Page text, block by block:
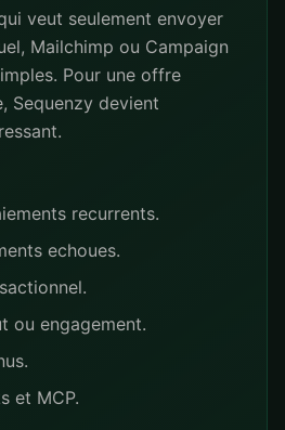
veut seulement envoyer
Mailchimp ou Campaign
Pour une offre
Sequenzy devient
recurrents.
echoues.
ou engagement.
et MCP.